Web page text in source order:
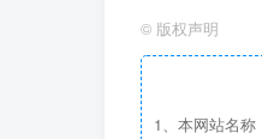
径的引导，
城市的 美景
阶段儿童游玩
© 版权声明
1、本网站名称